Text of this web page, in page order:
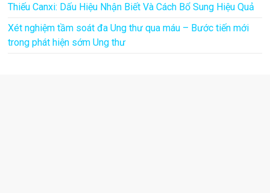
Thiếu Canxi: Dấu Hiệu Nhận Biết Và Cách Bổ Sung Hiệu Quả
Xét nghiệm tầm soát đa Ung thư qua máu – Bước tiến mới
trong phát hiện sớm Ung thư